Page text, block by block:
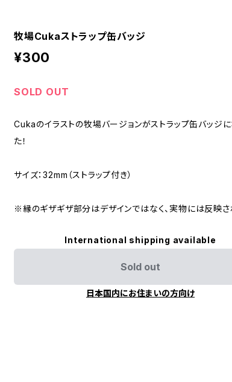
牧場Cukaストラップ缶バッジ
¥300
SOLD OUT
Cukaのイラストの牧場バージョンがストラップ缶バッジ
た！
サイズ：32mm（ストラップ付き）
※縁のギザギザ部分はデザインではなく、実物には反映さ
International shipping available
Sold out
日本国内にお住まいの方向け